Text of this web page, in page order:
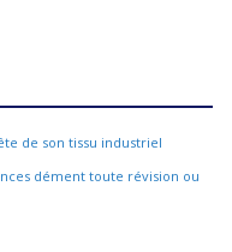
de son tissu industriel
dément toute révision ou